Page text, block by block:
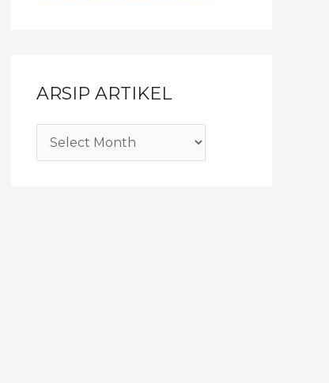
ARSIP ARTIKEL